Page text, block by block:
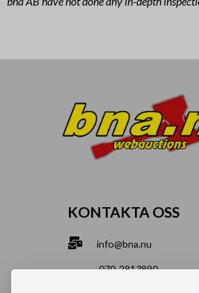
KONTAKTA OSS
info@bna.nu
070-2813890